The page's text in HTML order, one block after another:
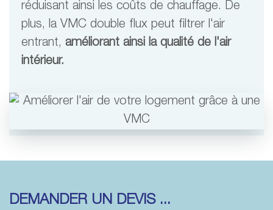
réduisant ainsi les coûts de chauffage. De
plus, la VMC double flux peut filtrer l'air
entrant, améliorant ainsi la qualité de l'air
intérieur.
DEMANDER UN DEVIS ...